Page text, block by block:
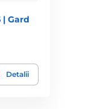
| Gard
Detalii